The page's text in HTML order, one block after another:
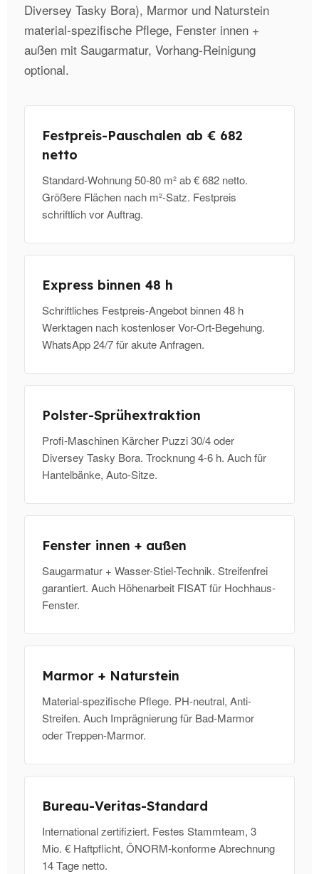
Diversey Tasky Bora), Marmor und Naturstein
material-spezifische Pflege, Fenster innen +
außen mit Saugarmatur, Vorhang-Reinigung
optional.
Festpreis-Pauschalen ab € 682
netto
Standard-Wohnung 50-80 m² ab € 682 netto.
Größere Flächen nach m²-Satz. Festpreis
schriftlich vor Auftrag.
Express binnen 48 h
Schriftliches Festpreis-Angebot binnen 48 h
Werktagen nach kostenloser Vor-Ort-Begehung.
WhatsApp 24/7 für akute Anfragen.
Polster-Sprühextraktion
Profi-Maschinen Kärcher Puzzi 30/4 oder
Diversey Tasky Bora. Trocknung 4-6 h. Auch für
Hantelbänke, Auto-Sitze.
Fenster innen + außen
Saugarmatur + Wasser-Stiel-Technik. Streifenfrei
garantiert. Auch Höhenarbeit FISAT für Hochhaus-
Fenster.
Marmor + Naturstein
Material-spezifische Pflege. PH-neutral, Anti-
Streifen. Auch Imprägnierung für Bad-Marmor
oder Treppen-Marmor.
Bureau-Veritas-Standard
International zertifiziert. Festes Stammteam, 3
Mio. € Haftpflicht, ÖNORM-konforme Abrechnung
14 Tage netto.